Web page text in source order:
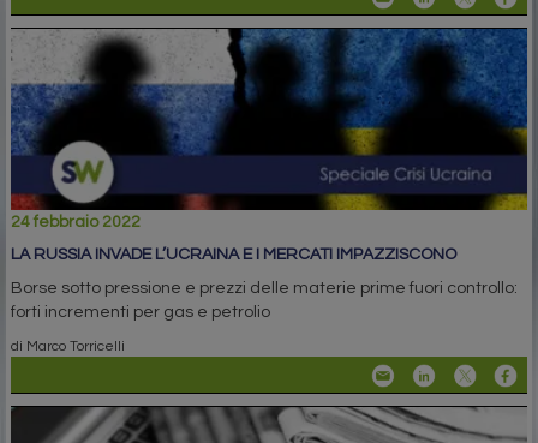
24 febbraio 2022
LA RUSSIA INVADE L’UCRAINA E I MERCATI IMPAZZISCONO
Borse sotto pressione e prezzi delle materie prime fuori controllo:
forti incrementi per gas e petrolio
di Marco Torricelli